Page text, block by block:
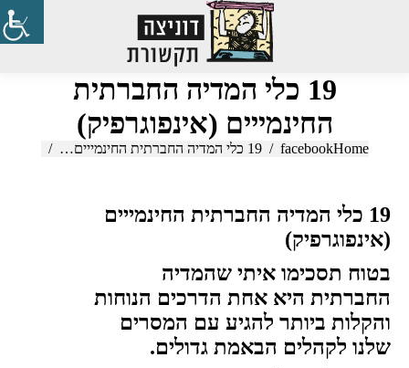
Search:
19 כלי המדיה החברתית
החינמייים (אינפוגרפיק)
You are here:
Home
facebook 19 כלי המדיה החברתית החינמייים…
19 כלי המדיה החברתית החינמייים
(אינפוגרפיק)
בטוח תסכימו איתי שהמדיה
החברתית היא אחת הדרכים הנוחות
והקלות ביותר להגיע עם המסרים
שלנו לקהלים הבאמת גדולים.